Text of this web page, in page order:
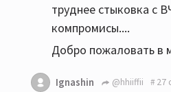
труднее стыковка с
компромисы....
Добро пожаловать в
Ignashin @hhiiffii 27